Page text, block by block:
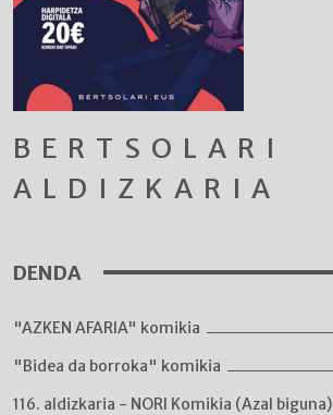
BERTSOLARI
ALDIZKARIA
DENDA
"AZKEN AFARIA" komikia
"Bidea da borroka" komikia
116. aldizkaria - NORI Komikia (Azal biguna)